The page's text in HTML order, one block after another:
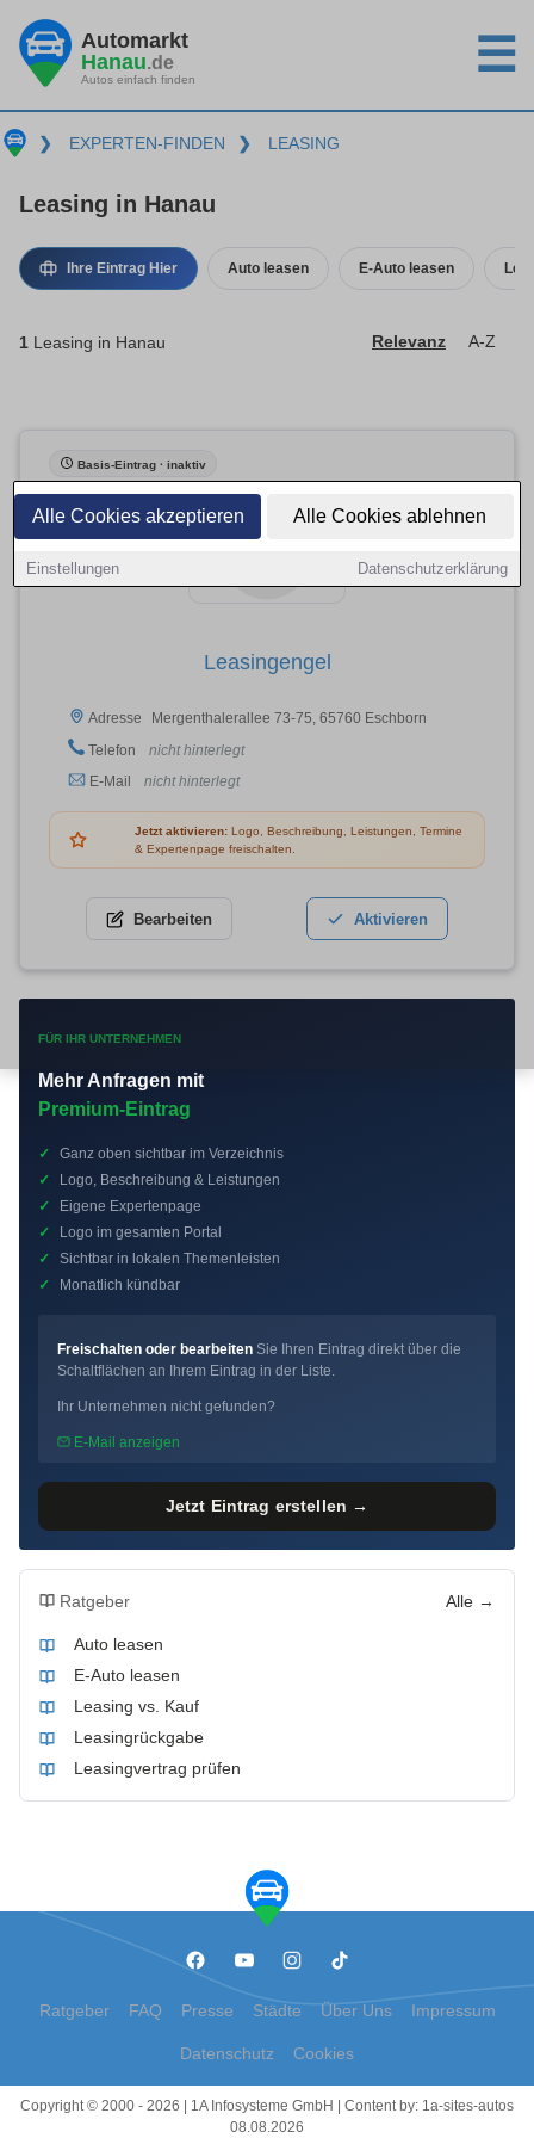
Alle Cookies akzeptieren Alle Cookies ablehnen
Einstellungen Datenschutzerklärung
Automarkt
Hanau.de
Autos einfach finden ☰
❯ EXPERTEN-FINDEN ❯ LEASING
Leasing in Hanau
Ihre Eintrag Hier Auto leasen E-Auto leasen
1 Leasing in Hanau Relevanz A-Z
Basis-Eintrag · inaktiv
Leasingengel
Adresse
Mergenthalerallee 73-75, 65760 Eschborn
Telefon
nicht hinterlegt
E-Mail
nicht hinterlegt
Jetzt aktivieren: Logo, Beschreibung, Leistungen, Termine
& Expertenpage freischalten.
Bearbeiten Aktivieren
FÜR IHR UNTERNEHMEN
Mehr Anfragen mit
Premium-Eintrag
✓
Ganz oben sichtbar im Verzeichnis
✓
Logo, Beschreibung & Leistungen
✓
Eigene Expertenpage
✓
Logo im gesamten Portal
✓
Sichtbar in lokalen Themenleisten
✓
Monatlich kündbar
Freischalten oder bearbeiten Sie Ihren Eintrag direkt über die
Schaltflächen an Ihrem Eintrag in der Liste.
Ihr Unternehmen nicht gefunden?
E-Mail anzeigen
Jetzt Eintrag erstellen →
Ratgeber Alle →
Auto leasen
E-Auto leasen
Leasing vs. Kauf
Leasingrückgabe
Leasingvertrag prüfen
Ratgeber FAQ Presse Städte Über Uns Impressum
Datenschutz Cookies
Copyright © 2000 - 2026 | 1A Infosysteme GmbH | Content by: 1a-sites-autos
08.08.2026